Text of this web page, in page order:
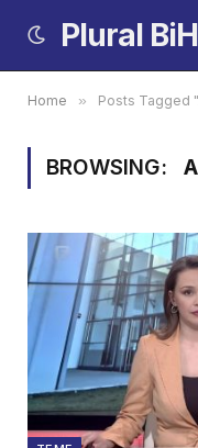
Plural BiH
Home » Posts Tagged
BROWSING: